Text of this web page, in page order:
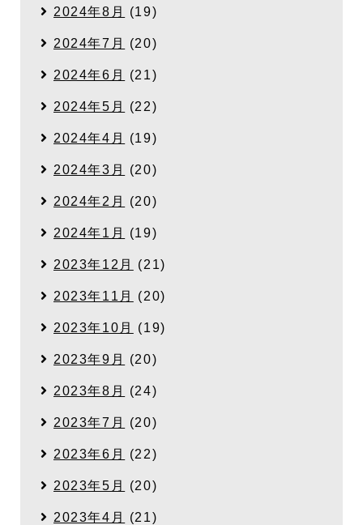
2024年8月 (19)
2024年7月 (20)
2024年6月 (21)
2024年5月 (22)
2024年4月 (19)
2024年3月 (20)
2024年2月 (20)
2024年1月 (19)
2023年12月 (21)
2023年11月 (20)
2023年10月 (19)
2023年9月 (20)
2023年8月 (24)
2023年7月 (20)
2023年6月 (22)
2023年5月 (20)
2023年4月 (21)